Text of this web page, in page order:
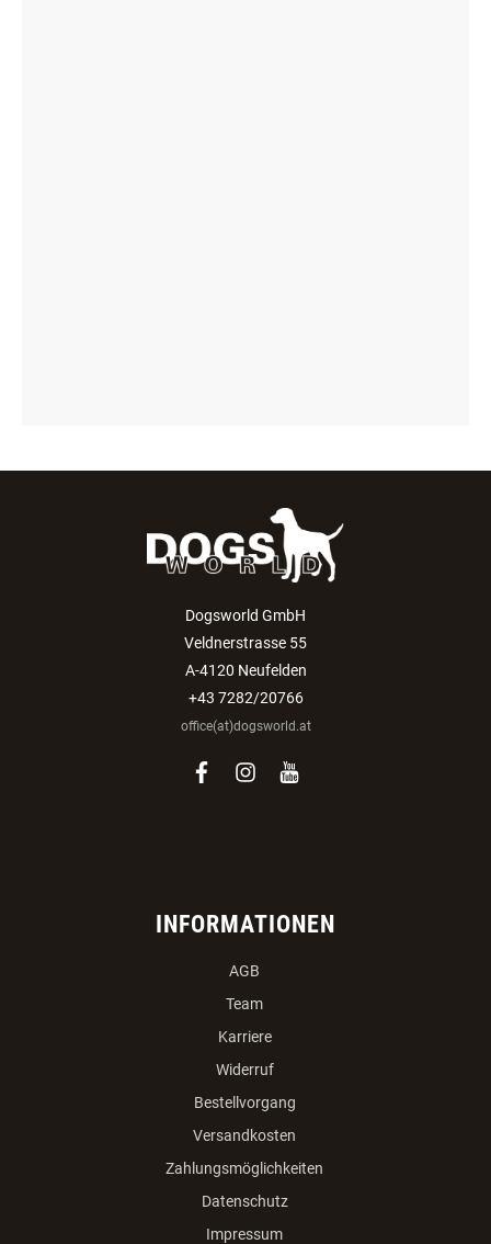
Dogsworld GmbH
Veldnerstrasse 55
A-4120 Neufelden
+43 7282/20766
office(at)dogsworld.at
facebook
instagram
youtube
INFORMATIONEN
AGB
Team
Karriere
Widerruf
Bestellvorgang
Versandkosten
Zahlungsmöglichkeiten
Datenschutz
Impressum